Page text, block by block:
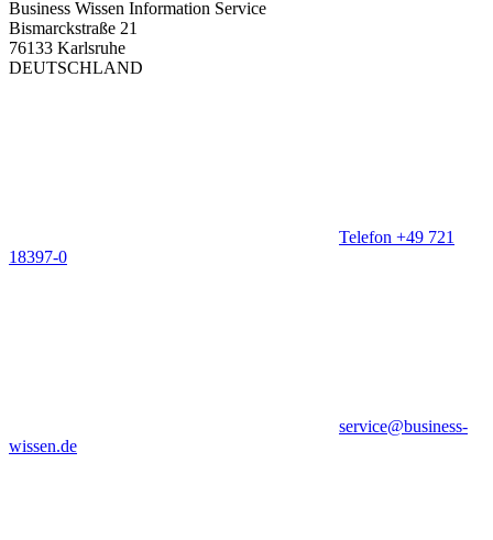
Business Wissen Information Service
Bismarckstraße 21
76133 Karlsruhe
DEUTSCHLAND
Telefon +49 721
18397-0
service@business-
wissen.de